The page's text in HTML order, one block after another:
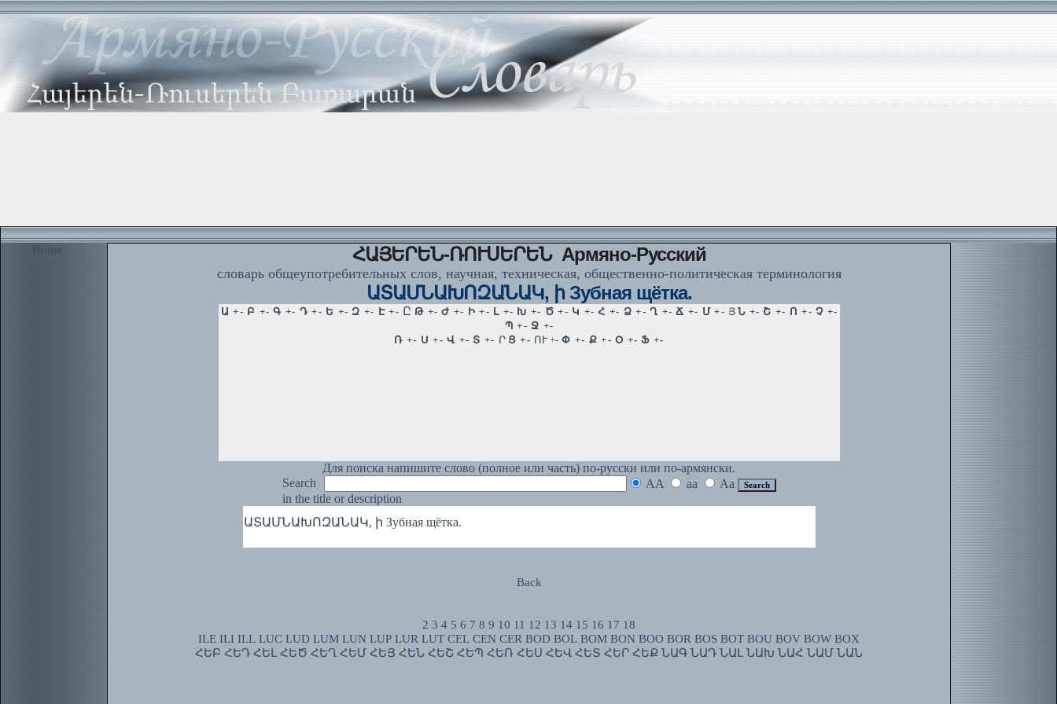
Home ՀԱՅԵՐԵՆ-ՌՈՒՍԵՐԵՆ Армяно-Русский
словарь общеупотребительных слов, научная, техническая, общественно-политическая терминология
ԱՏԱՄՆԱԽՈԶԱՆԱԿ, ի Зубная щётка.
Для поиска напишите слово (полное или часть) по-русски или по-армянски.
Search
AA aa
Aa
in the title or description
ԱՏԱՄՆԱԽՈԶԱՆԱԿ, ի Зубная щётка.
Back
2 3 4 5 6 7 8 9 10 11 12 13 14 15 16 17 18
ILE ILI ILL LUC LUD LUM LUN LUP LUR LUT CEL CEN CER BOD BOL BOM BON BOO BOR BOS BOT BOU BOV BOW BOX
ՀԵԲ ՀԵԴ ՀԵԼ ՀԵԾ ՀԵՂ ՀԵՄ ՀԵՅ ՀԵՆ ՀԵՇ ՀԵՊ ՀԵՌ ՀԵՍ ՀԵՎ ՀԵՏ ՀԵՐ ՀԵՔ ՆԱԳ ՆԱԴ ՆԱԼ ՆԱԽ ՆԱՀ ՆԱՄ ՆԱՆ